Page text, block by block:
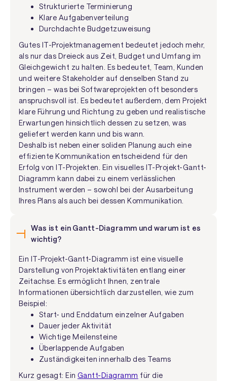
Strukturierte Terminierung
Klare Aufgabenverteilung
Durchdachte Budgetzuweisung
Gutes IT-Projektmanagement bedeutet jedoch mehr,
als nur das Dreieck aus Zeit, Budget und Umfang im
Gleichgewicht zu halten. Es bedeutet, Team, Kunden
und weitere Stakeholder auf denselben Stand zu
bringen – was bei Softwareprojekten oft besonders
anspruchsvoll ist. Es bedeutet außerdem, dem Projekt
klare Führung und Richtung zu geben und realistische
Erwartungen hinsichtlich dessen zu setzen, was
geliefert werden kann und bis wann.
Deshalb ist neben einer soliden Planung auch eine
effiziente Kommunikation entscheidend für den
Erfolg von IT-Projekten. Ein visuelles IT-Projekt-Gantt-
Diagramm kann dabei zu einem verlässlichen
Instrument werden – sowohl bei der Ausarbeitung
Ihres Plans als auch bei dessen Kommunikation.
Was ist ein Gantt-Diagramm und warum ist es
wichtig?
Ein IT-Projekt-Gantt-Diagramm ist eine visuelle
Darstellung von Projektaktivitäten entlang einer
Zeitachse. Es ermöglicht Ihnen, zentrale
Informationen übersichtlich darzustellen, wie zum
Beispiel:
Start- und Enddatum einzelner Aufgaben
Dauer jeder Aktivität
Wichtige Meilensteine
Überlappende Aufgaben
Zuständigkeiten innerhalb des Teams
Kurz gesagt: Ein Gantt-Diagramm für die